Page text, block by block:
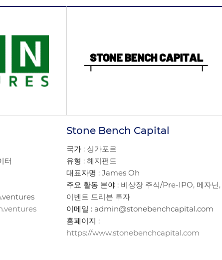
터
Stone Bench Capital
국가 : 싱가포르
유형 : 헤지펀드
대표자명 : James Oh
주요 활동 분야 : 비상장 주식/Pre-IPO, 메자닌,
이벤트 드리븐 투자
이메일 : admin@stonebenchcapital.com
홈페이지 :
https://www.stonebenchcapital.com